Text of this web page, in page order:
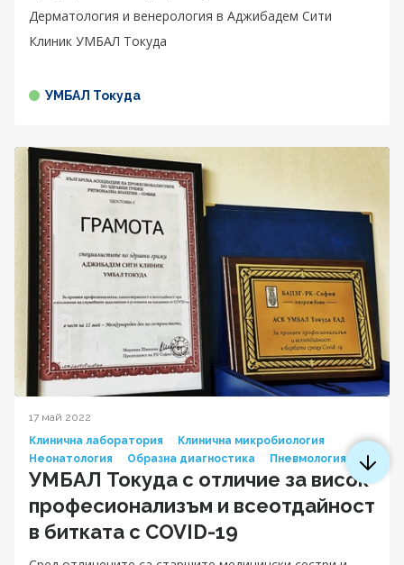
Дерматология и венерология в Аджибадем Сити
Клиник УМБАЛ Токуда
УМБАЛ Токуда
17 май 2022
Клинична лаборатория
Клинична микробиология
Неонатология
Образна диагностика Пневмология
УМБАЛ Токуда с отличие за висок
професионализъм и всеотдайност
в битката с COVID-19